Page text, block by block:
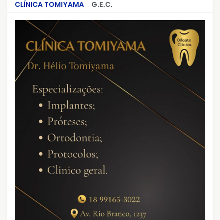
CLÍNICA TOMIYAMA
G.E.C.
CRIMES QUE ABALARAM O BRASIL